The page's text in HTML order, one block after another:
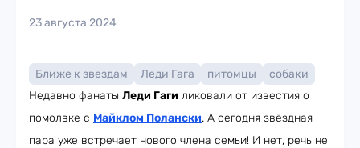
23 августа 2024
Ближе к звездам Леди Гага питомцы
собаки
Недавно фанаты Леди Гаги ликовали от известия о
помолвке с Майклом Полански. А сегодня звёздная
пара уже встречает нового члена семьи! И нет, речь не